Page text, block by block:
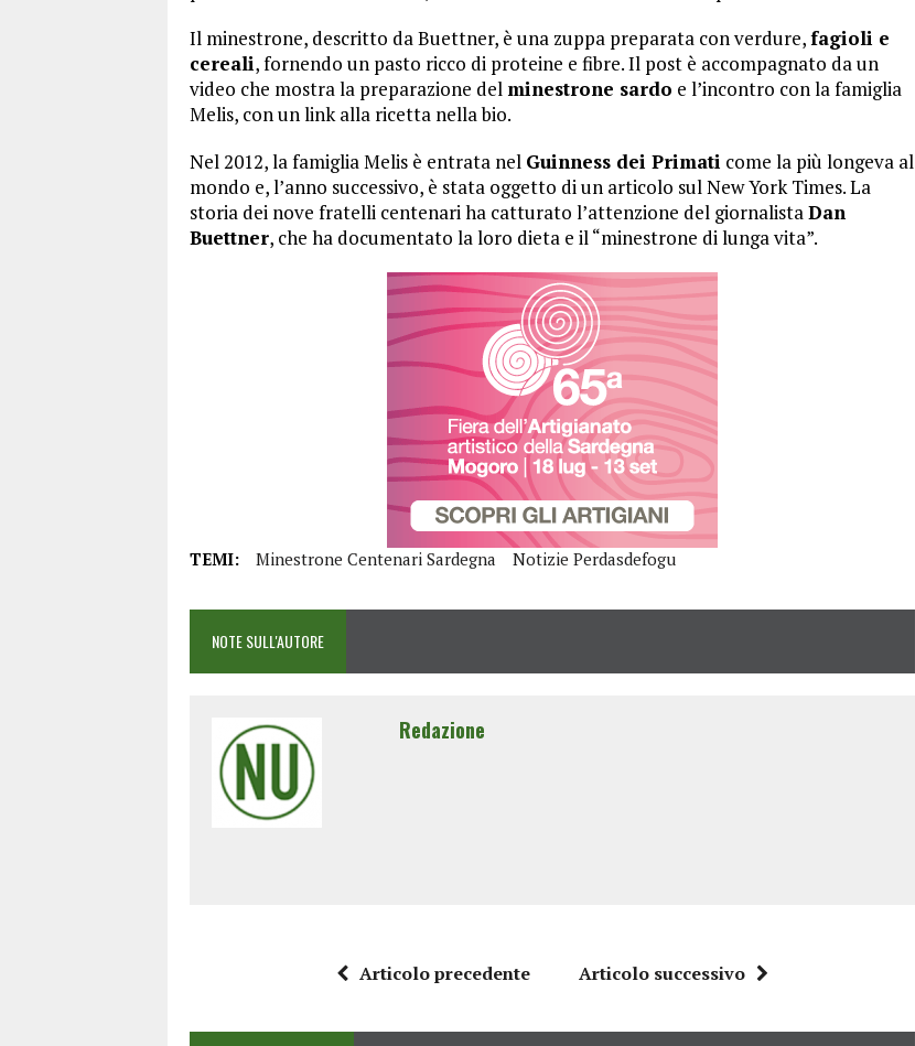
Il minestrone, descritto da Buettner, è una zuppa preparata con verdure,fagioli e
cereali, fornendo un pasto ricco di proteine e fibre. Il post è accompagnato da un
video che mostra la preparazione del minestrone sardo e l’incontro con la famiglia
Melis, con un link alla ricetta nella bio.
Nel 2012, la famiglia Melis è entrata nel Guinness dei Primati come la più longeva al
mondo e, l’anno successivo, è stata oggetto di un articolo sul New York Times. La
storia dei nove fratelli centenari ha catturato l’attenzione del giornalistaDan
Buettner, che ha documentato la loro dieta e il “minestrone di lunga vita”.
TEMI: Minestrone Centenari Sardegna Notizie Perdasdefogu
NOTE SULL'AUTORE
Redazione
Articolo precedente Articolo successivo